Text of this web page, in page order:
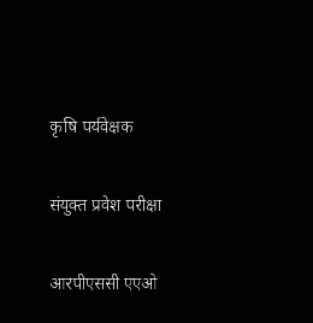
कृषि पर्यवेक्षक
संयुक्त प्रवेश परीक्षा
आरपीएससी एएओ